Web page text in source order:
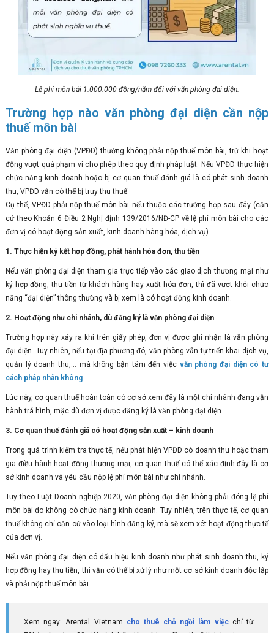
Lệ phí môn bài 1.000.000 đồng/năm đối với văn phòng đại diện.
Trường hợp nào văn phòng đại diện cần nộp
thuế môn bài
Văn phòng đại diện (VPĐD) thường không phải nộp thuế môn bài, trừ khi hoạt
động vượt quá phạm vi cho phép theo quy định pháp luật. Nếu VPĐD thực hiện
chức năng kinh doanh hoặc bị cơ quan thuế đánh giá là có phát sinh doanh
thu, VPĐD vẫn có thể bị truy thu thuế.
Cụ thể, VPĐD phải nộp thuế môn bài nếu thuộc các trường hợp sau đây (căn
cứ theo Khoản 6 Điều 2 Nghị định 139/2016/NĐ-CP về lệ phí môn bài cho các
đơn vị có hoạt động sản xuất, kinh doanh hàng hóa, dịch vụ)
1. Thực hiện ký kết hợp đồng, phát hành hóa đơn, thu tiền
Nếu văn phòng đại diện tham gia trực tiếp vào các giao dịch thương mại như
ký hợp đồng, thu tiền từ khách hàng hay xuất hóa đơn, thì đã vượt khỏi chức
năng “đại diện” thông thường và bị xem là có hoạt động kinh doanh.
2. Hoạt động như chi nhánh, dù đăng ký là văn phòng đại diện
Trường hợp này xảy ra khi trên giấy phép, đơn vị được ghi nhận là văn phòng
đại diện. Tuy nhiên, nếu tại địa phương đó, văn phòng vẫn tự triển khai dịch vụ,
quản lý doanh thu,... mà không bận tâm đến việc văn phòng đại diện có tư
cách pháp nhân không.
Lúc này, cơ quan thuế hoàn toàn có cơ sở xem đây là một chi nhánh đang vận
hành trá hình, mặc dù đơn vị được đăng ký là văn phòng đại diện.
3. Cơ quan thuế đánh giá có hoạt động sản xuất – kinh doanh
Trong quá trình kiểm tra thực tế, nếu phát hiện VPĐD có doanh thu hoặc tham
gia điều hành hoạt động thương mại, cơ quan thuế có thể xác định đây là cơ
sở kinh doanh và yêu cầu nộp lệ phí môn bài như chi nhánh.
Tuy theo Luật Doanh nghiệp 2020, văn phòng đại diện không phải đóng lệ phí
môn bài do không có chức năng kinh doanh. Tuy nhiên, trên thực tế, cơ quan
thuế không chỉ căn cứ vào loại hình đăng ký, mà sẽ xem xét hoạt động thực tế
của đơn vị.
Nếu văn phòng đại diện có dấu hiệu kinh doanh như phát sinh doanh thu, ký
hợp đồng hay thu tiền, thì vẫn có thể bị xử lý như một cơ sở kinh doanh độc lập
và phải nộp thuế môn bài.
Xem ngay: Arental Vietnam cho thuê chỗ ngồi làm việcchỉ từ